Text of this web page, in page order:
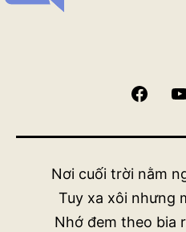
Nơi cuối trời nằm
Tuy xa xôi nhưng
Nhớ đem theo bia